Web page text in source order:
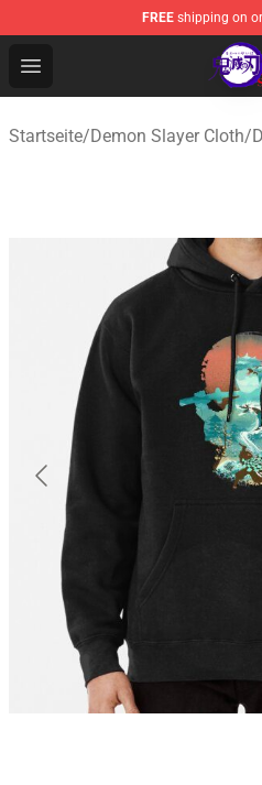
FREE shipping on
Open menu
Kimetsu no Yaiba Store -
Startseite/Demon Slayer Cloth/